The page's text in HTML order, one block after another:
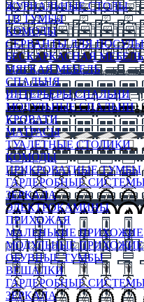
ЖУРНАЛЬНЫЕ СТОЛЫ
ТВ ТУМБЫ
КОМОДЫ
СЕРВАНТЫ ДЛЯ
БЕСКАРКАСНАЯ МЕБЕЛЬ
МЯГКАЯ МЕБЕЛЬ
СПАЛЬНЯ
ИНТЕРЬЕРЫ СПАЛЬНИ
МОДУЛЬНЫЕ СПАЛЬНИ
КРОВАТИ
МАТРАСЫ
ТУАЛЕТНЫЕ СТОЛИКИ
КОМОДЫ
ПРИКРОВАТНЫЕ ТУМБЫ
ГАРДЕРОБНЫЕ
ЗЕРКАЛА
ЭЛЕКТРОКАМИНЫ
ПРИХОЖАЯ
МАЛЕНЬКИЕ ПРИХОЖИЕ
МОДУЛЬНЫЕ ПРИХОЖИЕ
ОБУВНЫЕ ТУМБЫ
ВЕШАЛКИ
ГАРДЕРОБНЫЕ
ЗЕРКАЛА